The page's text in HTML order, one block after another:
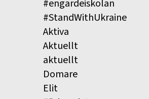
#engardeiskolan
#StandWithUkraine
Aktiva
Aktuellt
aktuellt
Domare
Elit